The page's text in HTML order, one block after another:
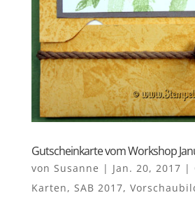
Gutscheinkarte vom Workshop
von Susanne | Jan. 20, 2017 |
Karten, SAB 2017,